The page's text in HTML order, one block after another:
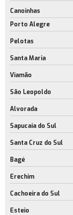
Canoinhas
Porto Alegre
Pelotas
Santa Maria
Viamão
São Leopoldo
Alvorada
Sapucaia do Sul
Santa Cruz do Sul
Bagé
Erechim
Cachoeira do Sul
Esteio